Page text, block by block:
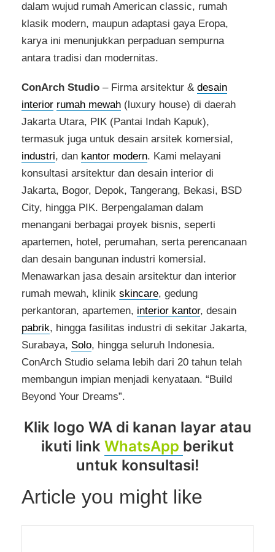
dalam wujud rumah American classic, rumah
klasik modern, maupun adaptasi gaya Eropa,
karya ini menunjukkan perpaduan sempurna
antara tradisi dan modernitas.
ConArch Studio – Firma arsitektur & desain
interior rumah mewah (luxury house) di daerah
Jakarta Utara, PIK (Pantai Indah Kapuk),
termasuk juga untuk desain arsitek komersial,
industri, dan kantor modern. Kami melayani
konsultasi arsitektur dan desain interior di
Jakarta, Bogor, Depok, Tangerang, Bekasi, BSD
City, hingga PIK. Berpengalaman dalam
menangani berbagai proyek bisnis, seperti
apartemen, hotel, perumahan, serta perencanaan
dan desain bangunan industri komersial.
Menawarkan jasa desain arsitektur dan interior
rumah mewah, klinik skincare, gedung
perkantoran, apartemen, interior kantor, desain
pabrik, hingga fasilitas industri di sekitar Jakarta,
Surabaya, Solo, hingga seluruh Indonesia.
ConArch Studio selama lebih dari 20 tahun telah
membangun impian menjadi kenyataan. “Build
Beyond Your Dreams”.
Klik logo WA di kanan layar atau
ikuti link WhatsApp berikut
untuk konsultasi!
Article you might like